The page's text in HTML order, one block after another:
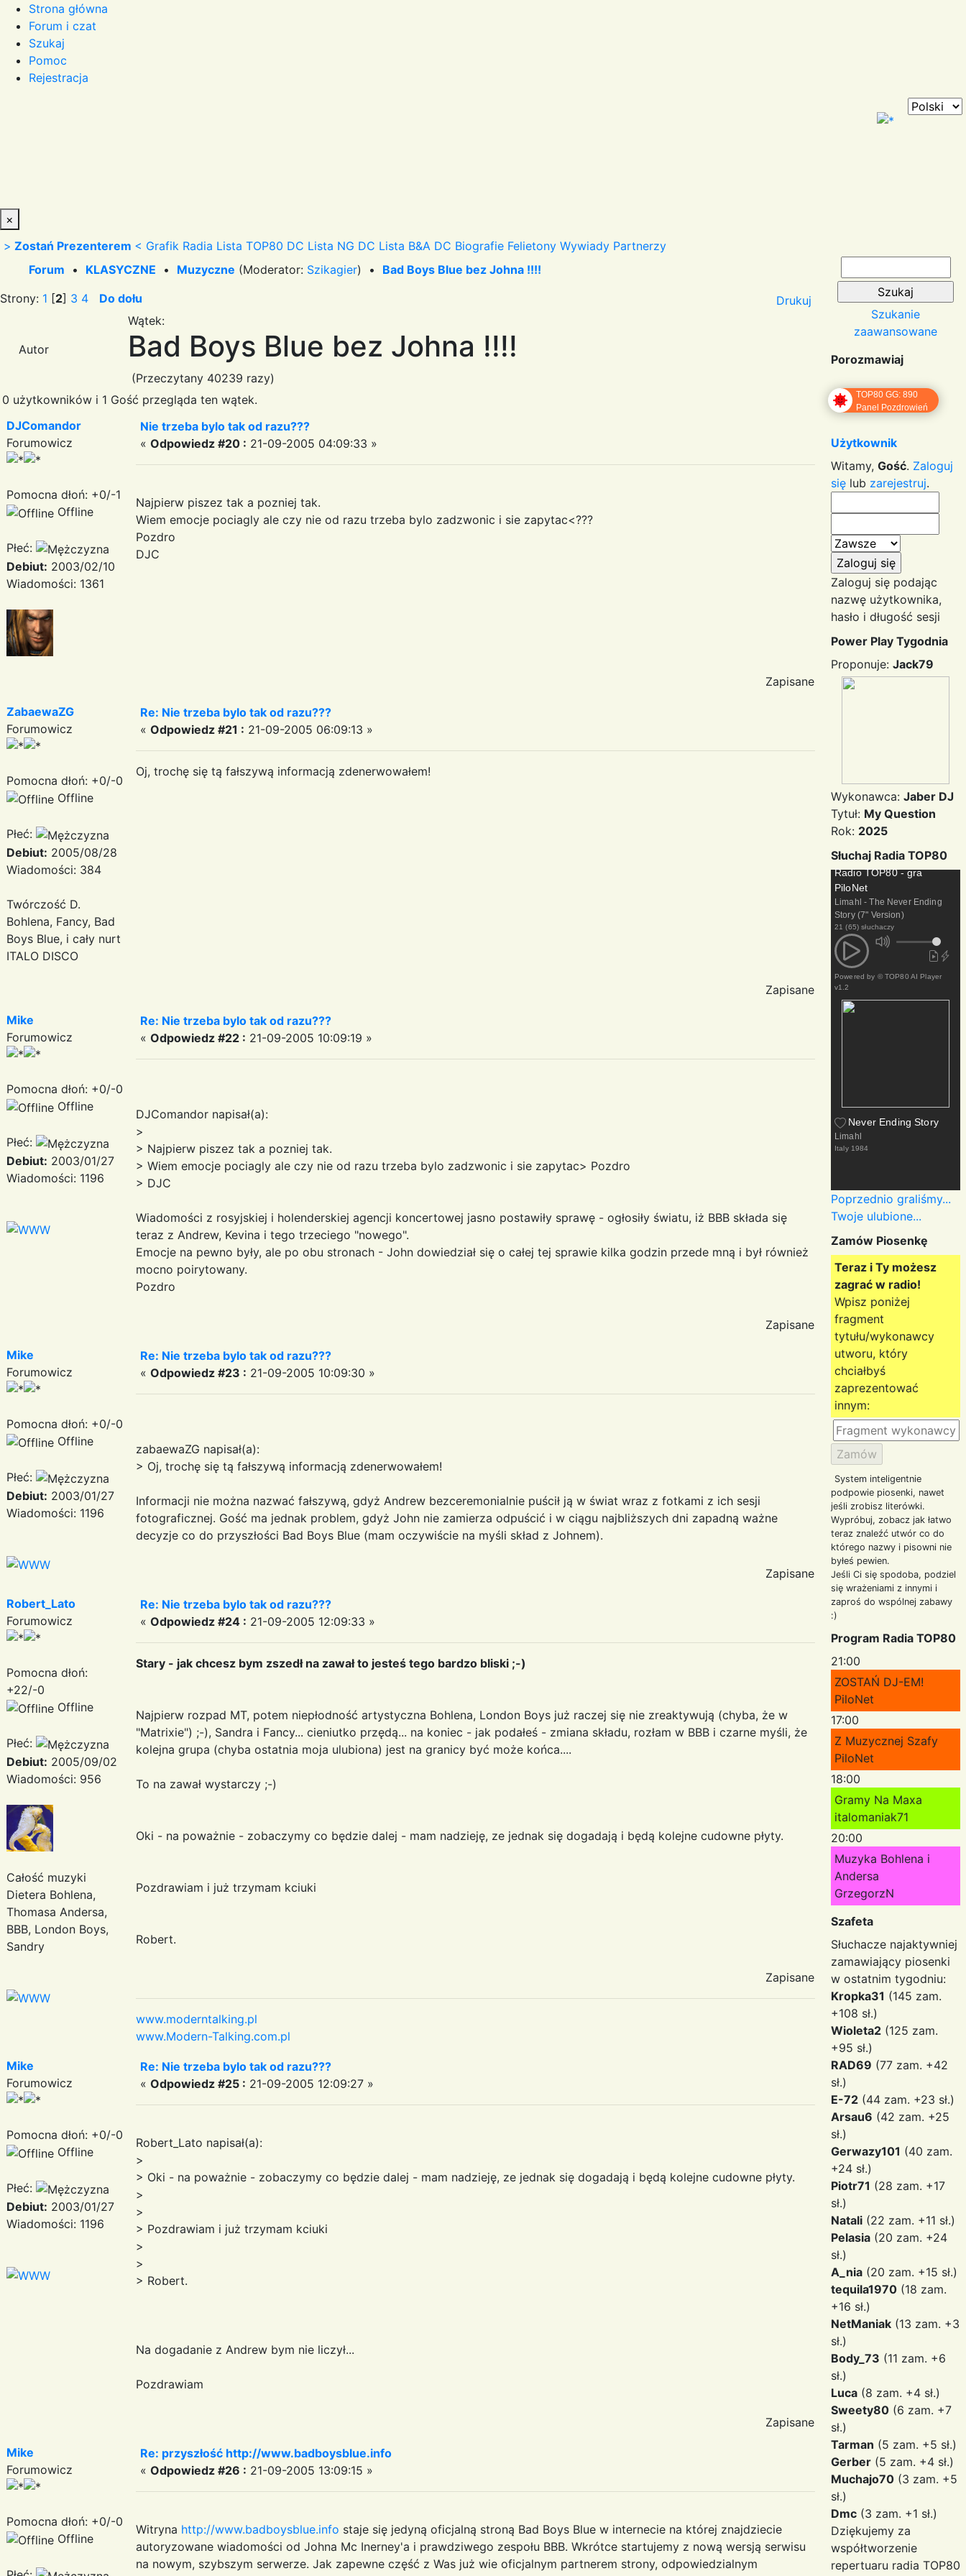
Strona główna
Forum i czat
Szukaj
Pomoc
Rejestracja
×
> Zostań Prezenterem < Grafik Radia Lista TOP80 DC Lista NG DC Lista B&A DC Biografie Felietony Wywiady Partnerzy
Forum • KLASYCZNE • Muzyczne (Moderator: Szikagier) • Bad Boys Blue bez Johna !!!!
Strony: 1 [2] 3 4 Do dołu Drukuj
Autor
Wątek:
Bad Boys Blue bez Johna !!!!
(Przeczytany 40239 razy)
0 użytkowników i 1 Gość przegląda ten wątek.
DJComandor
Forumowicz
Pomocna dłoń: +0/-1
Offline
Płeć:
Debiut: 2003/02/10
Wiadomości: 1361
Nie trzeba bylo tak od razu???
« Odpowiedz #20 : 21-09-2005 04:09:33 »
Najpierw piszez tak a pozniej tak.
Wiem emocje pociagly ale czy nie od razu trzeba bylo zadzwonic i sie zapytac<???
Pozdro
DJC
Zapisane
ZabaewaZG
Forumowicz
Pomocna dłoń: +0/-0
Offline
Płeć:
Debiut: 2005/08/28
Wiadomości: 384
Twórczość D.
Bohlena, Fancy, Bad
Boys Blue, i cały nurt
ITALO DISCO
Re: Nie trzeba bylo tak od razu???
« Odpowiedz #21 : 21-09-2005 06:09:13 »
Oj, trochę się tą fałszywą informacją zdenerwowałem!
Zapisane
Mike
Forumowicz
Pomocna dłoń: +0/-0
Offline
Płeć:
Debiut: 2003/01/27
Wiadomości: 1196
Re: Nie trzeba bylo tak od razu???
« Odpowiedz #22 : 21-09-2005 10:09:19 »
DJComandor napisał(a):
>
> Najpierw piszez tak a pozniej tak.
> Wiem emocje pociagly ale czy nie od razu trzeba bylo zadzwonic i sie zapytac> Pozdro
> DJC
Wiadomości z rosyjskiej i holenderskiej agencji koncertowej jasno postawiły sprawę - ogłosiły światu, iż BBB składa się
teraz z Andrew, Kevina i tego trzeciego "nowego".
Emocje na pewno były, ale po obu stronach - John dowiedział się o całej tej sprawie kilka godzin przede mną i był również
mocno poirytowany.
Pozdro
Zapisane
Mike
Forumowicz
Pomocna dłoń: +0/-0
Offline
Płeć:
Debiut: 2003/01/27
Wiadomości: 1196
Re: Nie trzeba bylo tak od razu???
« Odpowiedz #23 : 21-09-2005 10:09:30 »
zabaewaZG napisał(a):
> Oj, trochę się tą fałszywą informacją zdenerwowałem!
Informacji nie można nazwać fałszywą, gdyż Andrew bezceremonialnie puścił ją w świat wraz z fotkami z ich sesji
fotograficznej. Gość ma jednak problem, gdyż John nie zamierza odpuścić i w ciągu najbliższych dni zapadną ważne
decyzje co do przyszłości Bad Boys Blue (mam oczywiście na myśli skład z Johnem).
Zapisane
Robert_Lato
Forumowicz
Pomocna dłoń:
+22/-0
Offline
Płeć:
Debiut: 2005/09/02
Wiadomości: 956
Całość muzyki
Dietera Bohlena,
Thomasa Andersa,
BBB, London Boys,
Sandry
Re: Nie trzeba bylo tak od razu???
« Odpowiedz #24 : 21-09-2005 12:09:33 »
Stary - jak chcesz bym zszedł na zawał to jesteś tego bardzo bliski ;-)
Najpierw rozpad MT, potem niepłodność artystyczna Bohlena, London Boys już raczej się nie zreaktywują (chyba, że w
"Matrixie") ;-), Sandra i Fancy... cieniutko przędą... na koniec - jak podałeś - zmiana składu, rozłam w BBB i czarne myśli, że
kolejna grupa (chyba ostatnia moja ulubiona) jest na granicy być może końca....
To na zawał wystarczy ;-)
Oki - na poważnie - zobaczymy co będzie dalej - mam nadzieję, ze jednak się dogadają i będą kolejne cudowne płyty.
Pozdrawiam i już trzymam kciuki
Robert.
Zapisane
www.moderntalking.pl
www.Modern-Talking.com.pl
Mike
Forumowicz
Pomocna dłoń: +0/-0
Offline
Płeć:
Debiut: 2003/01/27
Wiadomości: 1196
Re: Nie trzeba bylo tak od razu???
« Odpowiedz #25 : 21-09-2005 12:09:27 »
Robert_Lato napisał(a):
>
> Oki - na poważnie - zobaczymy co będzie dalej - mam nadzieję, ze jednak się dogadają i będą kolejne cudowne płyty.
>
>
> Pozdrawiam i już trzymam kciuki
>
>
> Robert.
Na dogadanie z Andrew bym nie liczył...
Pozdrawiam
Zapisane
Mike
Forumowicz
Pomocna dłoń: +0/-0
Offline
Re: przyszłość http://www.badboysblue.info
« Odpowiedz #26 : 21-09-2005 13:09:15 »
Witryna http://www.badboysblue.info staje się jedyną oficjalną stroną Bad Boys Blue w internecie na której znajdziecie
autoryzowane wiadomości od Johna Mc Inerney'a i prawdziwego zespołu BBB. Wkrótce startujemy z nową wersją serwisu
na nowym, szybszym serwerze. Jak zapewne część z Was już wie oficjalnym partnerem strony, odpowiedzialnym
Szukanie
zaawansowane
Porozmawiaj
TOP80 GG: 890
Panel Pozdrowień
Użytkownik
Witamy, Gość. Zaloguj
się lub zarejestruj.
Zaloguj się podając
nazwę użytkownika,
hasło i długość sesji
Power Play Tygodnia
Proponuje: Jack79
Wykonawca: Jaber DJ
Tytuł: My Question
Rok: 2025
Słuchaj Radia TOP80
Radio TOP80 - gra
PiloNet
Limahl - The Never Ending
Story (7" Version)
21 (65) słuchaczy
Powered by © TOP80 AI Player
v1.2
Never Ending Story
Limahl
Italy 1984
Poprzednio graliśmy...
Twoje ulubione...
Zamów Piosenkę
Teraz i Ty możesz
zagrać w radio!
Wpisz poniżej
fragment
tytułu/wykonawcy
utworu, który
chciałbyś
zaprezentować
innym:
System inteligentnie
podpowie piosenki, nawet
jeśli zrobisz literówki.
Wypróbuj, zobacz jak łatwo
teraz znaleźć utwór co do
którego nazwy i pisowni nie
byłeś pewien.
Jeśli Ci się spodoba, podziel
się wrażeniami z innymi i
zaproś do wspólnej zabawy
:)
Program Radia TOP80
21:00
ZOSTAŃ DJ-EM!
PiloNet
17:00
Z Muzycznej Szafy
PiloNet
18:00
Gramy Na Maxa
italomaniak71
20:00
Muzyka Bohlena i
Andersa
GrzegorzN
Szafeta
Słuchacze najaktywniej
zamawiający piosenki
w ostatnim tygodniu:
Kropka31 (145 zam.
+108 sł.)
Wioleta2 (125 zam.
+95 sł.)
RAD69 (77 zam. +42
sł.)
E-72 (44 zam. +23 sł.)
Arsau6 (42 zam. +25
sł.)
Gerwazy101 (40 zam.
+24 sł.)
Piotr71 (28 zam. +17
sł.)
Natali (22 zam. +11 sł.)
Pelasia (20 zam. +24
sł.)
A_nia (20 zam. +15 sł.)
tequila1970 (18 zam.
+16 sł.)
NetManiak (13 zam. +3
sł.)
Body_73 (11 zam. +6
sł.)
Luca (8 zam. +4 sł.)
Sweety80 (6 zam. +7
sł.)
Tarman (5 zam. +5 sł.)
Gerber (5 zam. +4 sł.)
Muchajo70 (3 zam. +5
sł.)
Dmc (3 zam. +1 sł.)
Dziękujemy za
współtworzenie
repertuaru radia TOP80